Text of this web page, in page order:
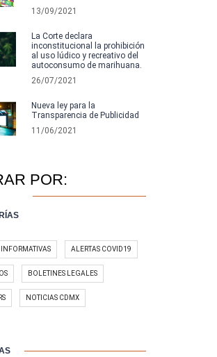
13/09/2021
La Corte declara
inconstitucional la prohibición
al uso lúdico y recreativo del
autoconsumo de marihuana.
26/07/2021
Nueva ley para la
Transparencia de Publicidad
11/06/2021
POR:
ALERTAS COVID19
BOLETINES LEGALES
NOTICIAS CDMX